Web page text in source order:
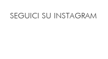
SEGUICI SU INSTAGRAM